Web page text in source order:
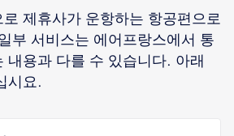
제휴사가 운항하는 항공편으로
부 서비스는 에어프랑스에서 통
내용과 다를 수 있습니다. 아래
시요.